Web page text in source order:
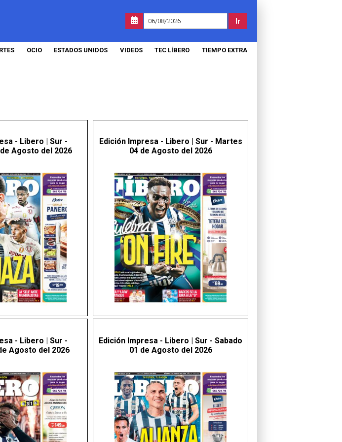
Ir
OCIO ESTADOS UNIDOS VIDEOS TEC LÍBERO TIEMPO EXTRA
- Libero | Sur -
Agosto del 2026
Edición Impresa - Libero | Sur - Martes
04 de Agosto del 2026
- Libero | Sur -
Agosto del 2026
Edición Impresa - Libero | Sur - Sabado
01 de Agosto del 2026